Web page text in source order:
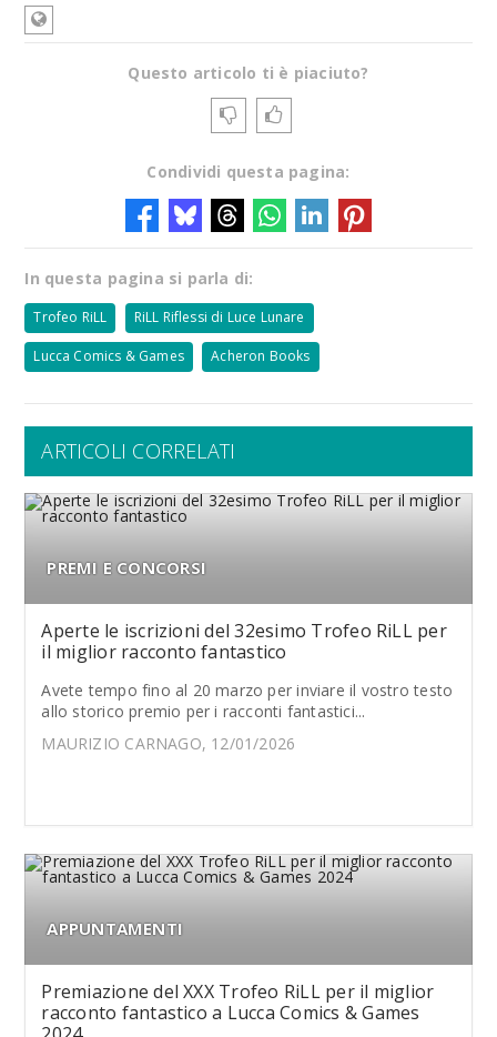
Questo articolo ti è piaciuto?
Condividi questa pagina:
In questa pagina si parla di:
Trofeo RiLL RiLL Riflessi di Luce Lunare
Lucca Comics & Games Acheron Books
ARTICOLI CORRELATI
PREMI E CONCORSI
Aperte le iscrizioni del 32esimo Trofeo RiLL per
il miglior racconto fantastico
Avete tempo fino al 20 marzo per inviare il vostro testo
allo storico premio per i racconti fantastici...
MAURIZIO CARNAGO, 12/01/2026
APPUNTAMENTI
Premiazione del XXX Trofeo RiLL per il miglior
racconto fantastico a Lucca Comics & Games